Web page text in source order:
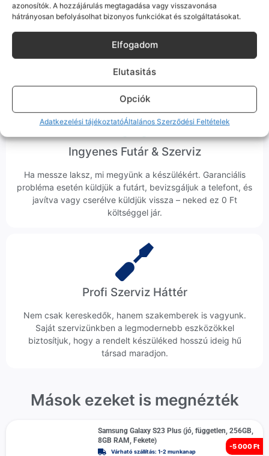
azonosítók. A hozzájárulás megtagadása vagy visszavonása
hátrányosan befolyásolhat bizonyos funkciókat és szolgáltatásokat.
Elfogadom
Elutasitás
Opciók
Adatkezelési tájékoztatóÁltalános Szerződési Feltételek
Korrekt Ügyintézés
Hibázni emberi dolog, de a felelősségvállalás nálunk alap.
Ha ritkán előfordul egy hiba, nem kifogásokat keresünk,
hanem megoldást. Szakértő kollégáink azonnal kézbe
veszik az ügyedet.
Ingyenes Futár & Szerviz
Ha messze laksz, mi megyünk a készülékért. Garanciális
probléma esetén küldjük a futárt, bevizsgáljuk a telefont, és
javítva vagy cserélve küldjük vissza – neked ez 0 Ft
költséggel jár.
Profi Szerviz Háttér
Nem csak kereskedők, hanem szakemberek is vagyunk.
Saját szervizünkben a legmodernebb eszközökkel
biztosítjuk, hogy a rendelt készüléked hosszú ideig hű
társad maradjon.
Mások ezeket is megnézték
-5 000 Ft
Samsung Galaxy S23 Plus (jó, független, 256GB,
8GB RAM, Fekete)
Várható szállítás: 1-2 munkanap